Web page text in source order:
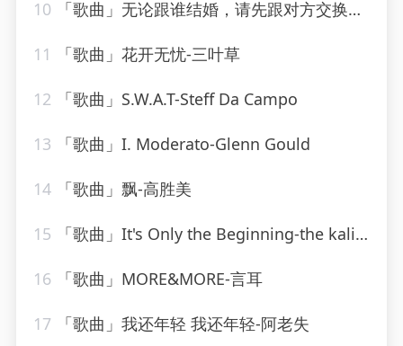
10 「歌曲」无论跟谁结婚，请先跟对方交换这15个问题-姗姗夜读
11 「歌曲」花开无忧-三叶草
12 「歌曲」S.W.A.T-Steff Da Campo
13 「歌曲」I. Moderato-Glenn Gould
14 「歌曲」飘-高胜美
15 「歌曲」It's Only the Beginning-the kalin twins
16 「歌曲」MORE&MORE-言耳
17 「歌曲」我还年轻 我还年轻-阿老失